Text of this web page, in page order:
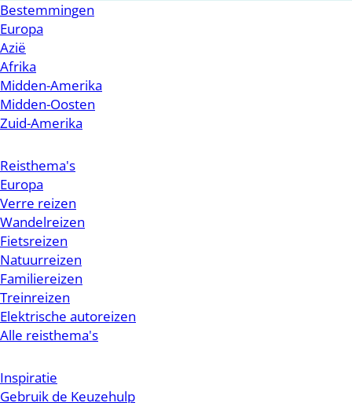
Bestemmingen
Europa
Azië
Afrika
Midden-Amerika
Midden-Oosten
Zuid-Amerika
Reisthema's
Europa
Verre reizen
Wandelreizen
Fietsreizen
Natuurreizen
Familiereizen
Treinreizen
Elektrische autoreizen
Alle reisthema's
Inspiratie
Gebruik de Keuzehulp